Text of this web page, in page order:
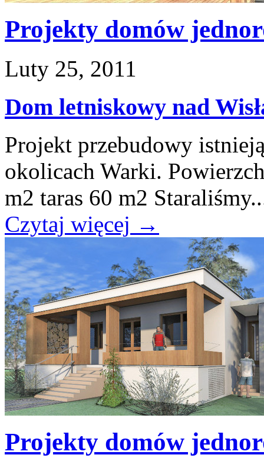
Projekty domów
Luty 25, 2011
Dom letniskowy nad
Projekt przebudowy
okolicach Warki.
m2 taras 60 m2
Czytaj więcej →
Projekty domów